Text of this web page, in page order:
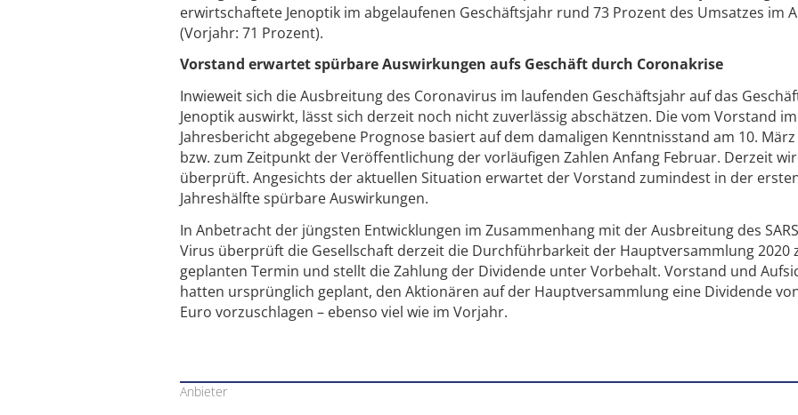
erwirtschaftete Jenoptik im abgelaufenen Geschäftsjahr rund 73 Prozent des Umsatzes im
(Vorjahr: 71 Prozent).
Vorstand erwartet spürbare Auswirkungen aufs Geschäft durch Coronakrise
Inwieweit sich die Ausbreitung des Coronavirus im laufenden Geschäftsjahr auf das
Jenoptik auswirkt, lässt sich derzeit noch nicht zuverlässig abschätzen. Die vom Vorstand im
Jahresbericht abgegebene Prognose basiert auf dem damaligen Kenntnisstand am 10. März
bzw. zum Zeitpunkt der Veröffentlichung der vorläufigen Zahlen Anfang Februar. Derzeit
überprüft. Angesichts der aktuellen Situation erwartet der Vorstand zumindest in der
Jahreshälfte spürbare Auswirkungen.
In Anbetracht der jüngsten Entwicklungen im Zusammenhang mit der Ausbreitung des
Virus überprüft die Gesellschaft derzeit die Durchführbarkeit der Hauptversammlung 2020
geplanten Termin und stellt die Zahlung der Dividende unter Vorbehalt. Vorstand und
hatten ursprünglich geplant, den Aktionären auf der Hauptversammlung eine Dividende
Euro vorzuschlagen – ebenso viel wie im Vorjahr.
Anbieter